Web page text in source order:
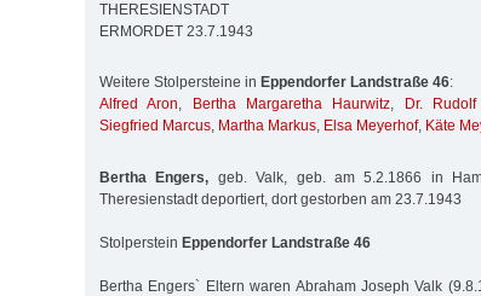
THERESIENSTADT
ERMORDET 23.7.1943
Weitere Stolpersteine in Eppendorfer Landstraße 46:
Alfred Aron, Bertha Margaretha Haurwitz, Dr.
Siegfried Marcus, Martha Markus, Elsa Meyerhof, Käte
Bertha Engers, geb. Valk, geb. am 5.2.1866 in
Theresienstadt deportiert, dort gestorben am 23.7.1943
Stolperstein Eppendorfer Landstraße 46
Bertha Engers` Eltern waren Abraham Joseph Valk